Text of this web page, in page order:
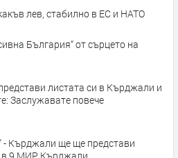
лев, стабилно в ЕС и НАТО
България“ от сърцето на
листата си в Кърджали и
Заслужавате повече
- Кърджали ще ще представи
в 9 МИР Кърджали